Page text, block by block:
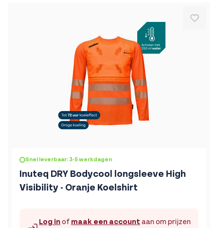
Snel leverbaar: 3-5 werkdagen
Inuteq DRY Bodycool longsleeve High
Visibility - Oranje Koelshirt
De prijs is afhankelijk van de gekozen opties op de
Log inof maak een account aan om prijzen